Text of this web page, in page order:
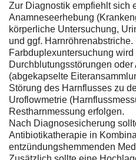
Zur Diagnostik empfiehlt sich
Anamneseerhebung
körperliche Untersuchung,
und ggf.
Farbduplexuntersuchung
Durchblutungsstörungen
(abgekapselte
Störung des Harnflusses zu
Uroflowmetrie
Restharnmessung erfolgen.
Nach Diagnosesicherung
Antibiotikatherapie in
entzündungshemmenden